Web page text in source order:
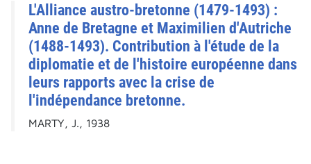
L'Alliance austro-bretonne (1479-1493) :
Anne de Bretagne et Maximilien d'Autriche
(1488-1493). Contribution à l'étude de la
diplomatie et de l'histoire européenne dans
leurs rapports avec la crise de
l'indépendance bretonne.
MARTY, J., 1938